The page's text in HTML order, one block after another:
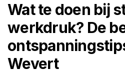
Wat te doen bij
werkdruk? De
Wevert